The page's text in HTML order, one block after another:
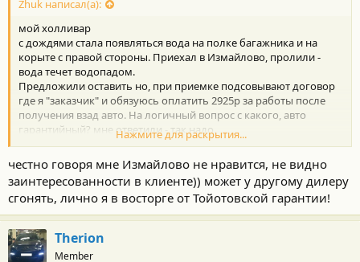
Zhuk написал(а):
мой холливар
с дождями стала появляться вода на полке багажника и на
корыте с правой стороны. Приехал в Измайлово, пролили -
вода течет водопадом.
Предложили оставить но, при приемке подсовывают договор
где я "заказчик" и обязуюсь оплатить 2925р за работы после
получения взад авто. На логичный вопрос с какого, авто
гарантийный? мне ответили - так надо.
вощм ничего не подписал, отошетший уплотнитель нашли и
на место поставили, но осадок остался.
Кстати мне было сказано что путем неимоверных усилий
упросили гарантийщика признать гарантийным случаем, типа
вы сами ее оторвали.
Ясен красен я никуда не лазил и резинки никакие не отдирал.
пс. чот не везет мне с тойтовской гарантией. все вокруг по пол
машины меняют, а мне каждый раз приходиться доказывать
Нажмите для раскрытия...
честно говоря мне Измайлово не нравится, не видно
заинтересованности в клиенте)) может у другому дилеру
сгонять, лично я в восторге от Тойотовской гарантии!
Therion
Member